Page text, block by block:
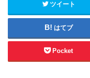
ツイート
はてブ
Pocket